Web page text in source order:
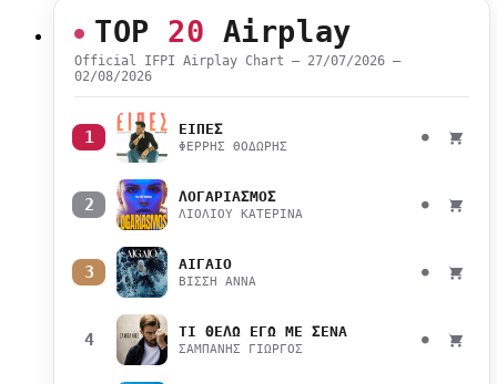
TOP 20 Airplay
Official IFPI Airplay Chart — 27/07/2026 –
02/08/2026
1 ΕΙΠΕΣ
ΦΕΡΡΗΣ ΘΟΔΩΡΗΣ
●
2 ΛΟΓΑΡΙΑΣΜΟΣ
ΛΙΟΛΙΟΥ ΚΑΤΕΡΙΝΑ
●
3 ΑΙΓΑΙΟ
ΒΙΣΣΗ ΑΝΝΑ
●
4 ΤΙ ΘΕΛΩ ΕΓΩ ΜΕ ΣΕΝΑ
ΣΑΜΠΑΝΗΣ ΓΙΩΡΓΟΣ
●